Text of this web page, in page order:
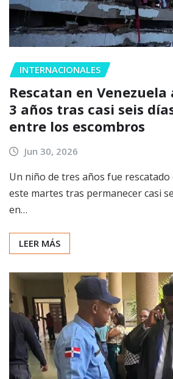
INTERNACIONALES
Rescatan en
3 años tras casi seis
entre los escombros
Jun 30, 2026
Un niño de tres años fue rescatado
este martes tras permanecer casi
en…
LEER MÁS